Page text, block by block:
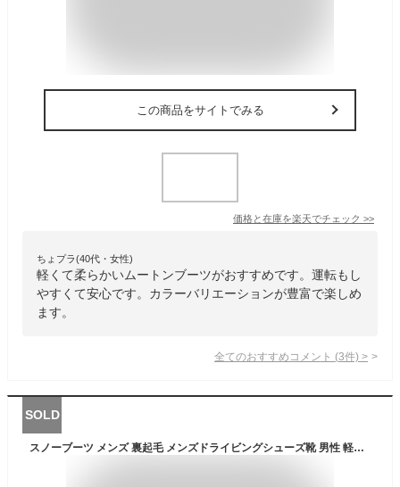
この商品をサイトでみる
価格と在庫を楽天でチェック >>
ちょプラ(40代・女性)
軽くて柔らかいムートンブーツがおすすめです。運転もし
やすくて安心です。カラーバリエーションが豊富で楽しめ
ます。
全てのおすすめコメント (3件) >
SOLD
スノーブーツ メンズ 裏起毛 メンズドライビングシューズ靴 男性 軽量 軽い 通勤 仕事 大人 休日 運転 車 ドライブ カジュアルシューズ 父 アウトドア カジュアルシューズ ふわふわ おしゃれ ショートブーツ 防滑 暖かい BKVB